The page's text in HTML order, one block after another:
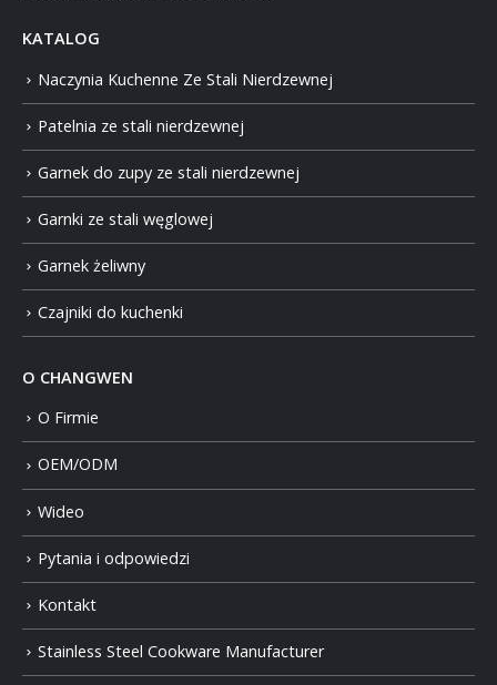
KATALOG
Naczynia Kuchenne Ze Stali Nierdzewnej
Patelnia ze stali nierdzewnej
Garnek do zupy ze stali nierdzewnej
Garnki ze stali węglowej
Garnek żeliwny
Czajniki do kuchenki
O CHANGWEN
O Firmie
OEM/ODM
Wideo
Pytania i odpowiedzi
Kontakt
Stainless Steel Cookware Manufacturer